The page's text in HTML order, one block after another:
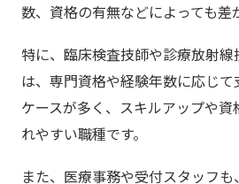
数、資格の有無などによっても差
特に、臨床検査技師や診療放射
は、専門資格や経験年数に応じ
ケースが多く、スキルアップや
れやすい職種です。
また、医療事務や受付スタッフ